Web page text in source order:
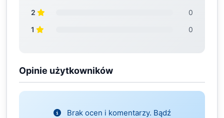
2
0
1
0
Opinie użytkowników
Brak ocen i komentarzy. Bądź